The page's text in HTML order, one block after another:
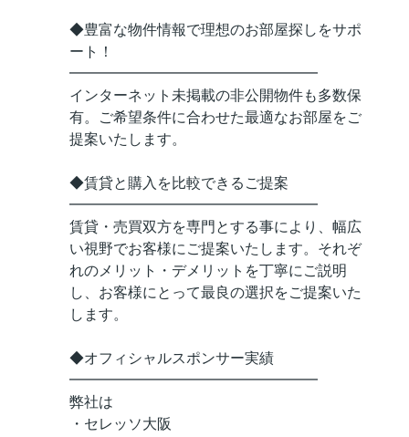
◆豊富な物件情報で理想のお部屋探しをサポ
ート！
━━━━━━━━━━━━━━━━━
インターネット未掲載の非公開物件も多数保
有。ご希望条件に合わせた最適なお部屋をご
提案いたします。
◆賃貸と購入を比較できるご提案
━━━━━━━━━━━━━━━━━
賃貸・売買双方を専門とする事により、幅広
い視野でお客様にご提案いたします。それぞ
れのメリット・デメリットを丁寧にご説明
し、お客様にとって最良の選択をご提案いた
します。
◆オフィシャルスポンサー実績
━━━━━━━━━━━━━━━━━
弊社は
・セレッソ大阪